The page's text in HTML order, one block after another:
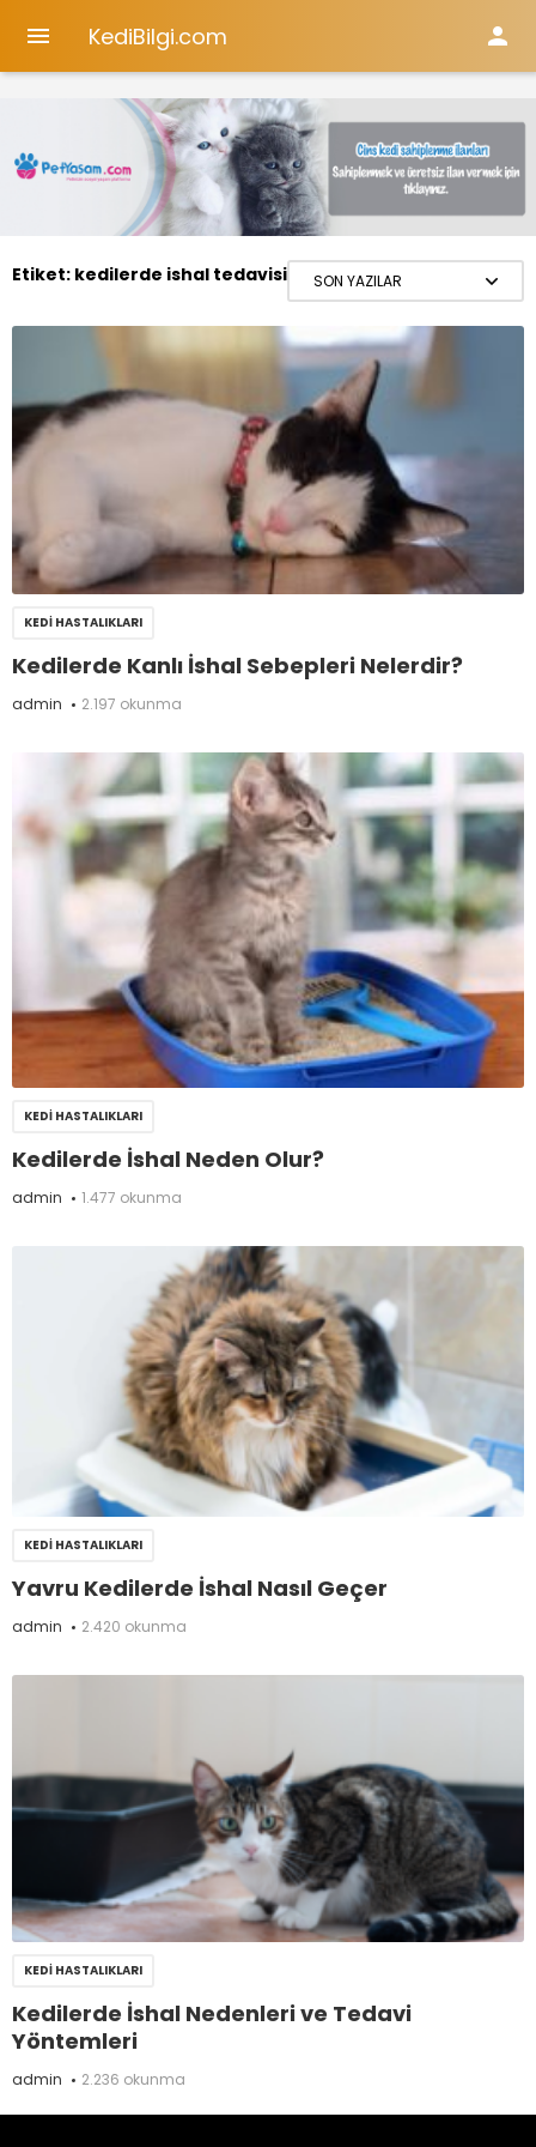
 KediBilgi.com 
Etiket: kedilerde ishal tedavisi
KEDI HASTALIKLARI
Kedilerde Kanlı İshal Sebepleri Nelerdir?
admin 2.197 okunma
KEDI HASTALIKLARI
Kedilerde İshal Neden Olur?
admin 1.477 okunma
KEDI HASTALIKLARI
Yavru Kedilerde İshal Nasıl Geçer
admin 2.420 okunma
KEDI HASTALIKLARI
Kedilerde İshal Nedenleri ve Tedavi
Yöntemleri
admin 2.236 okunma